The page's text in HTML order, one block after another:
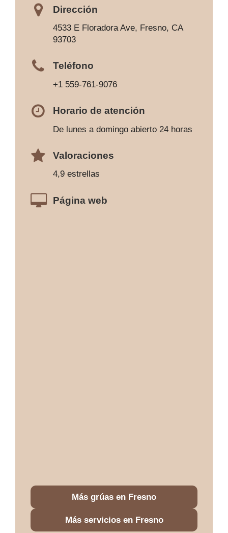
Dirección
4533 E Floradora Ave, Fresno, CA
93703
Teléfono
+1 559-761-9076
Horario de atención
De lunes a domingo abierto 24 horas
Valoraciones
4,9 estrellas
Página web
Más grúas en Fresno
Más servicios en Fresno